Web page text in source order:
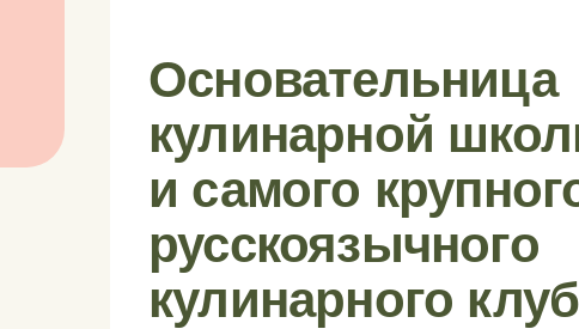
Основательница
кулинарной
и самого
русскоязычного
кулинарного